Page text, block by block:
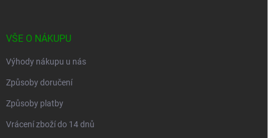
VŠE O NÁKUPU
Výhody nákupu u nás
Způsoby doručení
Způsoby platby
Vrácení zboží do 14 dnů